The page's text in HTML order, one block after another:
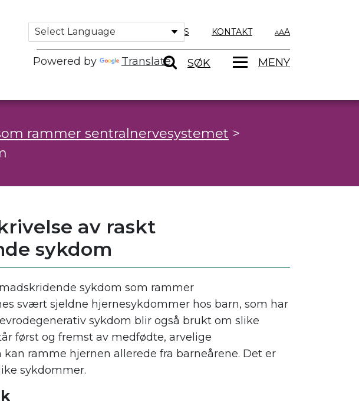
Powered by Translate
OM OSS KONTAKT A
SØK MENY
rammer sentralnervesystemet >
av raskt
sykdom
sykdom som rammer
svært sjeldne hjernesykdommer hos barn, som har
sykdom blir også brukt om slike
først og fremst av medfødte, arvelige
ramme hjernen allerede fra barneårene. Det er
sykdommer.